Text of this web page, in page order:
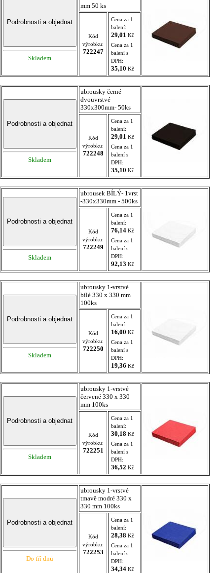
Skladem
mm 50 ks
Kód
výrobku:
722247
Cena za 1
balení:
29,01 Kč
Cena za 1
balení s
DPH:
35,10 Kč
Skladem
ubrousky černé
dvouvrstvé
330x300mm- 50ks
Kód
výrobku:
722248
Cena za 1
balení:
29,01 Kč
Cena za 1
balení s
DPH:
35,10 Kč
Skladem
ubrousek BÍLÝ- 1vrst
-330x330mm - 500ks
Kód
výrobku:
722249
Cena za 1
balení:
76,14 Kč
Cena za 1
balení s
DPH:
92,13 Kč
Skladem
ubrousky 1-vrstvé
bílé 330 x 330 mm
100ks
Kód
výrobku:
722250
Cena za 1
balení:
16,00 Kč
Cena za 1
balení s
DPH:
19,36 Kč
Skladem
ubrousky 1-vrstvé
červené 330 x 330
mm 100ks
Kód
výrobku:
722251
Cena za 1
balení:
30,18 Kč
Cena za 1
balení s
DPH:
36,52 Kč
Do tří dnů
ubrousky 1-vrstvé
tmavě modré 330 x
330 mm 100ks
Kód
výrobku:
722253
Cena za 1
balení:
28,38 Kč
Cena za 1
balení s
DPH:
34,34 Kč